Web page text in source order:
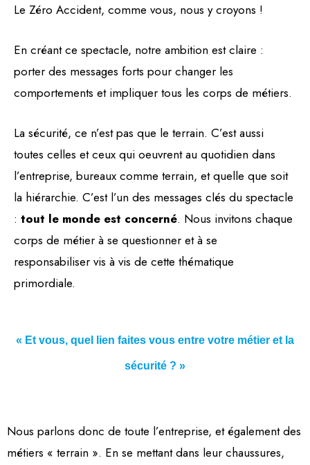
Le Zéro Accident, comme vous, nous y croyons !
En créant ce spectacle, notre ambition est claire :
porter des messages forts pour changer les
comportements et impliquer tous les corps de métiers.
La sécurité, ce n’est pas que le terrain. C’est aussi
toutes celles et ceux qui oeuvrent au quotidien dans
l’entreprise, bureaux comme terrain, et quelle que soit
la hiérarchie. C’est l’un des messages clés du spectacle
: tout le monde est concerné. Nous invitons chaque
corps de métier à se questionner et à se
responsabiliser vis à vis de cette thématique
primordiale.
« Et vous, quel lien faites vous entre votre métier et la
sécurité ? »
Nous parlons donc de toute l’entreprise, et également des
métiers « terrain ». En se mettant dans leur chaussures,